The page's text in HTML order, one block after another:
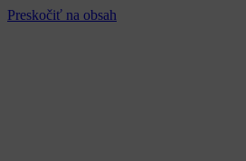
Preskočiť na obsah